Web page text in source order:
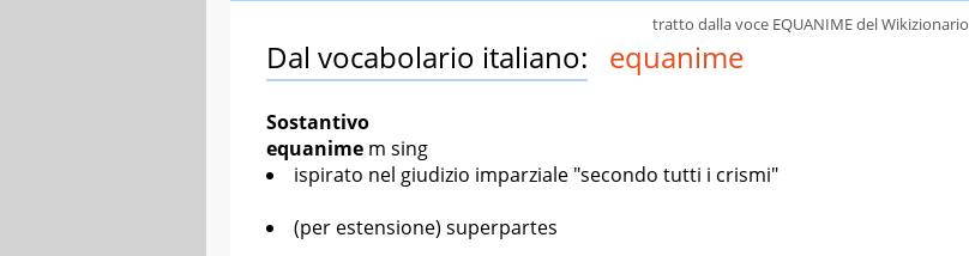
Dal vocabolario italiano: equanime
Sostantivo
equanime m sing
ispirato nel giudizio imparziale "secondo tutti i crismi"
(per estensione) superpartes
tratto dalla voce EQUANIME del Wikizionario